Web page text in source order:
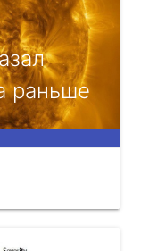
рaньше